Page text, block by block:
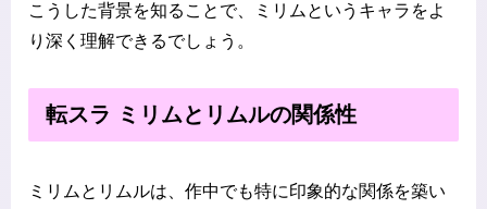
こうした背景を知ることで、ミリムというキャラをよ
り深く理解できるでしょう。
転スラ ミリムとリムルの関係性
ミリムとリムルは、作中でも特に印象的な関係を築い